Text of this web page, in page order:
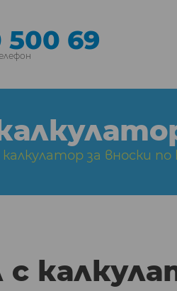
500 69
за вноски